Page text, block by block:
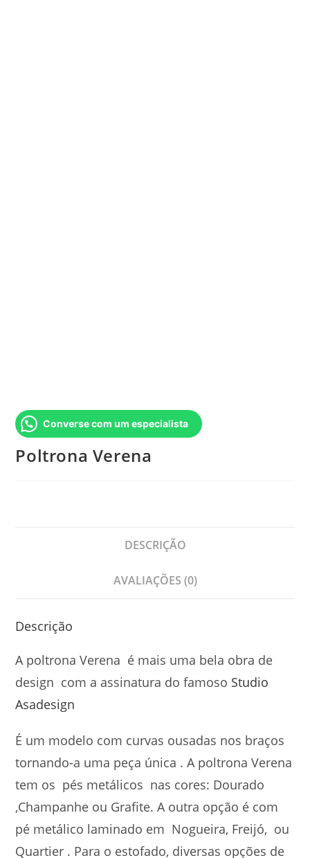
Converse com um especialista
Poltrona Verena
DESCRIÇÃO
AVALIAÇÕES (0)
Descrição
A poltrona Verena é mais uma bela obra de
design com a assinatura do famoso Studio
Asadesign
É um modelo com curvas ousadas nos braços
tornando-a uma peça única . A poltrona Verena
tem os pés metálicos nas cores: Dourado
,Champanhe ou Grafite. A outra opção é com
pé metálico laminado em Nogueira, Freijó, ou
Quartier . Para o estofado, diversas opções de